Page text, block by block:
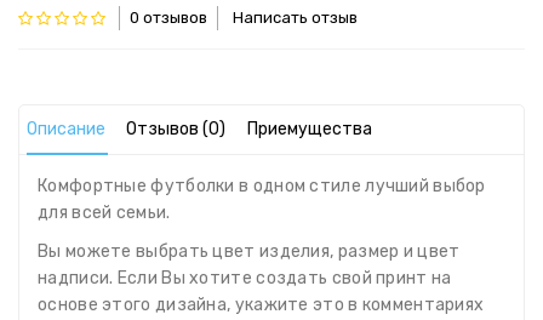
0 отзывов Написать отзыв
Описание Отзывов (0) Приемущества
Комфортные футболки в одном стиле лучший выбор
для всей семьи.
Вы можете выбрать цвет изделия, размер и цвет
надписи. Если Вы хотите создать свой принт на
основе этого дизайна, укажите это в комментариях